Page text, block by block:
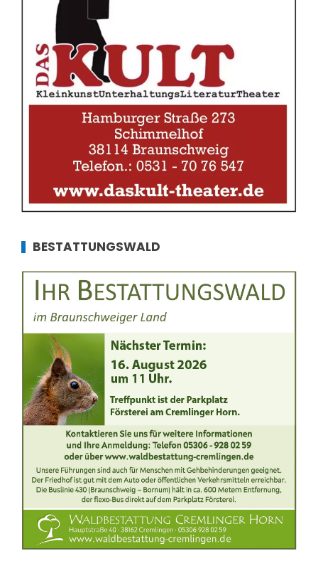
BESTATTUNGSWALD